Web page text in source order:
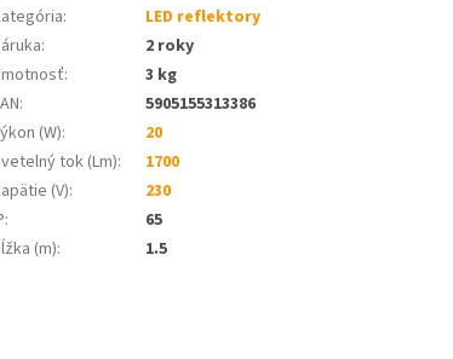
:
LED reflektory
:
2 roky
:
3 kg
:
5905155313386
(W):
20
tok (Lm):
1700
(V):
230
:
65
(m): 1.5